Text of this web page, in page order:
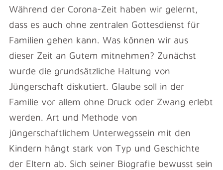
Während der Corona-Zeit haben wir gelernt,
dass es auch ohne zentralen Gottesdienst für
Familien gehen kann. Was können wir aus
dieser Zeit an Gutem mitnehmen? Zunächst
wurde die grundsätzliche Haltung von
Jüngerschaft diskutiert. Glaube soll in der
Familie vor allem ohne Druck oder Zwang erlebt
werden. Art und Methode von
jüngerschaftlichem Unterwegssein mit den
Kindern hängt stark von Typ und Geschichte
der Eltern ab. Sich seiner Biografie bewusst sein